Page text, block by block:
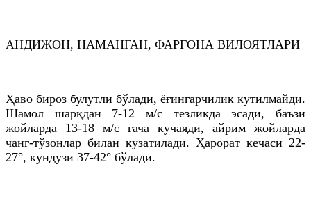
АНДИЖОН, НАМАНГАН, ФАРҒОНА ВИЛОЯТЛАРИ
Ҳаво бироз булутли бўлади, ёғингарчилик кутилмайди.
Шамол шарқдан 7-12 м/с тезликда эсади, баъзи
жойларда 13-18 м/с гача кучаяди, айрим жойларда
чанг-тўзонлар билан кузатилади. Ҳарорат кечаси 22-
27°, кундузи 37-42° бўлади.